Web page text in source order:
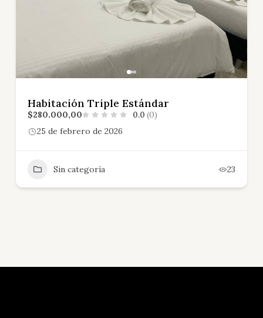
Habitación Triple Estándar
$280.000,00 0.0 (0)
25 de febrero de 2026
Sin categoría 23